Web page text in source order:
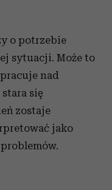
o potrzebie
sytuacji. Może to
nad
się
zostaje
jako